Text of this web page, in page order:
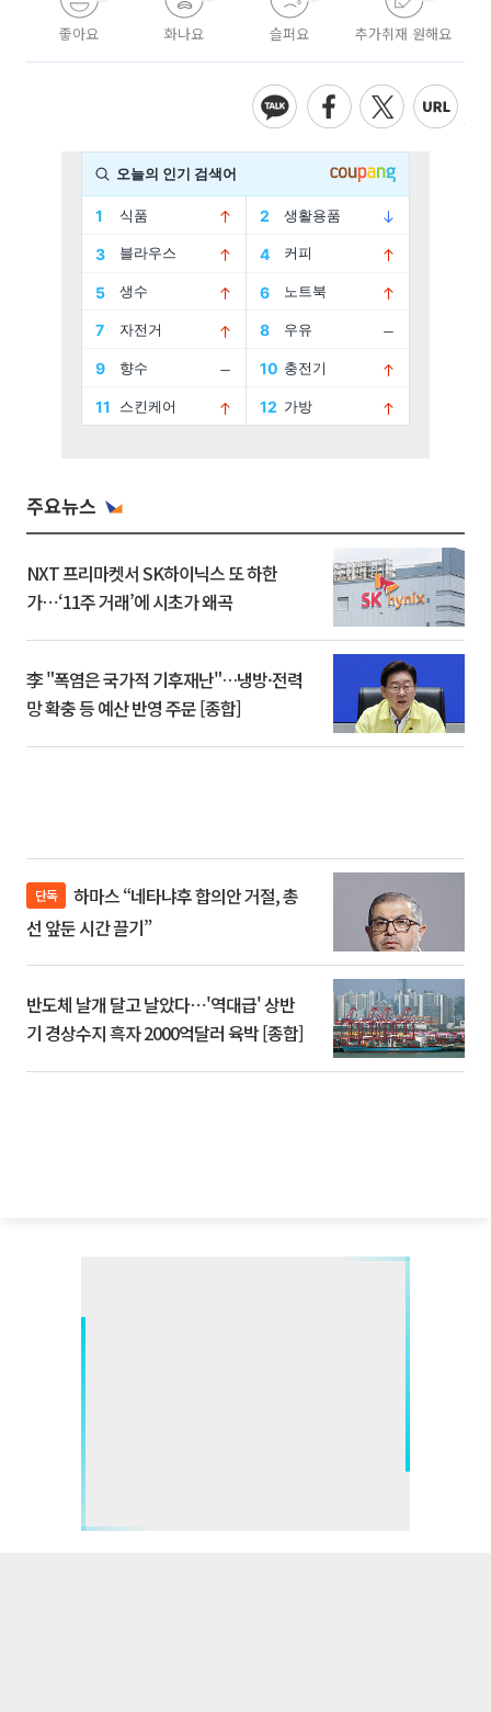
좋아요 화나요 슬퍼요 추가취재 원해요
주요뉴스
NXT 프리마켓서 SK하이닉스 또 하한
가⋯‘11주 거래’에 시초가 왜곡
李 "폭염은 국가적 기후재난"…냉방·전력
망 확충 등 예산 반영 주문 [종합]
단독
선 앞둔 시간 끌기”
반도체 날개 달고 날았다⋯'역대급' 상반
기 경상수지 흑자 2000억달러 육박 [종합]